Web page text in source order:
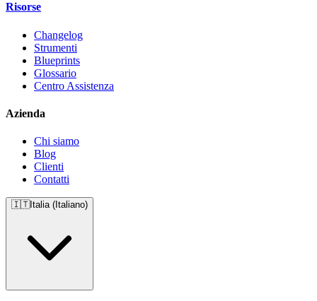
Risorse
Changelog
Strumenti
Blueprints
Glossario
Centro Assistenza
Azienda
Chi siamo
Blog
Clienti
Contatti
🇮🇹Italia (Italiano)